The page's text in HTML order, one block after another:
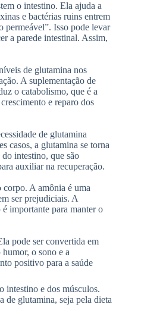
o intestino. Ela ajuda a
e bactérias ruins entrem
permeável”. Isso pode levar
a parede intestinal. Assim,
de glutamina nos
A suplementação de
o catabolismo, que é a
e reparo dos
de glutamina
casos, a glutamina se torna
intestino, que são
auxiliar na recuperação.
corpo. A amônia é uma
ser prejudiciais. A
importante para manter o
pode ser convertida em
o sono e a
positivo para a saúde
intestino e dos músculos.
de glutamina, seja pela dieta